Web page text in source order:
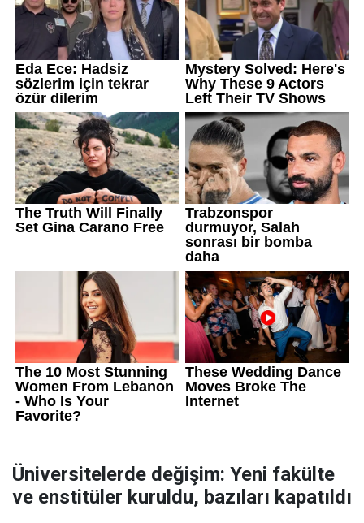
Üniversitelerde değişim: Yeni fakülte
ve enstitüler kuruldu, bazıları kapatıldı